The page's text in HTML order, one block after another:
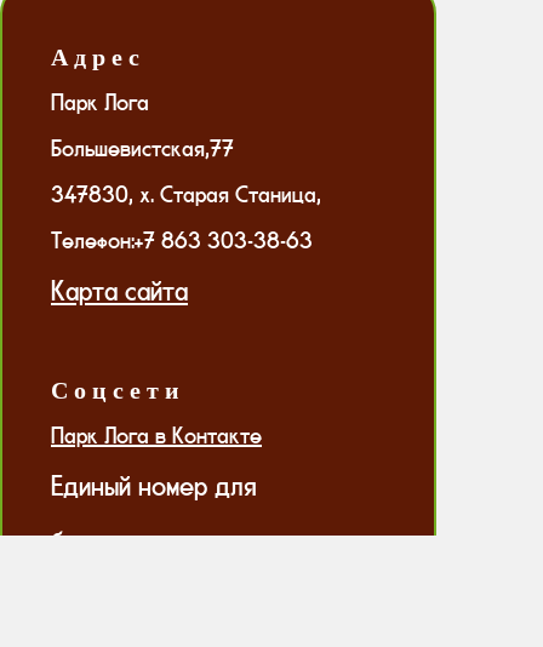
А д р е с
Парк Лога
Большевистская,77
347830, х. Старая Станица,
Телефон:+7 863 303-38-63
Карта сайта
С о ц с е т и
Парк Лога в Контакте
Единый номер для
бронирования